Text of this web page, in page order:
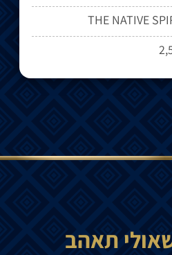
THE NATIVE
תאהב